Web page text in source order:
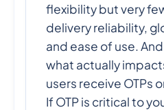
flexibility but very
delivery reliability,
and ease of use.
what actually
users receive OTPs
If OTP is critical to